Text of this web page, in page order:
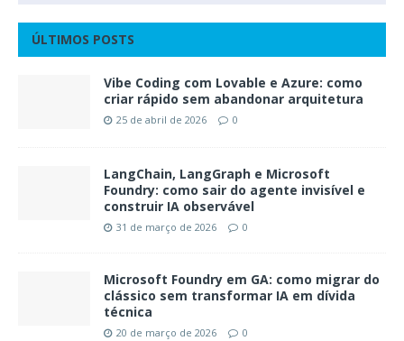
ÚLTIMOS POSTS
Vibe Coding com Lovable e Azure: como
criar rápido sem abandonar arquitetura
25 de abril de 2026 0
LangChain, LangGraph e Microsoft
Foundry: como sair do agente invisível e
construir IA observável
31 de março de 2026 0
Microsoft Foundry em GA: como migrar do
clássico sem transformar IA em dívida
técnica
20 de março de 2026 0